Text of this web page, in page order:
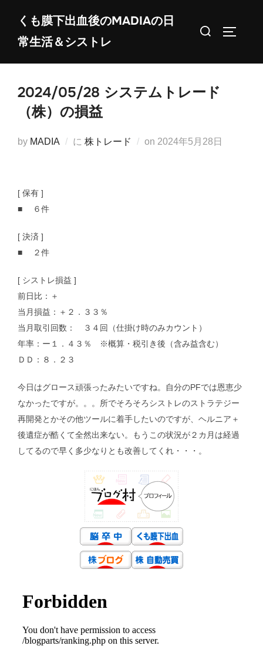
くも膜下出血後のMADIAの日
常生活＆シストレ
検
2024/05/28 システムトレード
（株）の損益
by MADIA に 株トレード on 投
2024年5月28日
[ 保有 ]
■ ６件
[ 決済 ]
■ ２件
[ シストレ損益 ]
前日比：＋
当月損益：＋２．３３％
当月取引回数： ３４回（仕掛け時のみカウント）
年率：ー１．４３％ ※概算・税引き後（含み益含む）
ＤＤ：８．２３
今日はグロース頑張ったみたいですね。自分のPFでは恩恵少
なかったですが。。。所でそろそろシストレのストラテジー
再開発とかその他ツールに着手したいのですが、ヘルニア＋
後遺症が酷くて全然出来ない。もうこの状況が２カ月は経過
してるので早く多少なりとも改善してくれ・・・。